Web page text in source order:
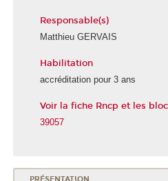
Responsable(s)
Matthieu GERVAIS
Habilitation
accréditation pour 3 ans
Voir la fiche Rncp et les
39057